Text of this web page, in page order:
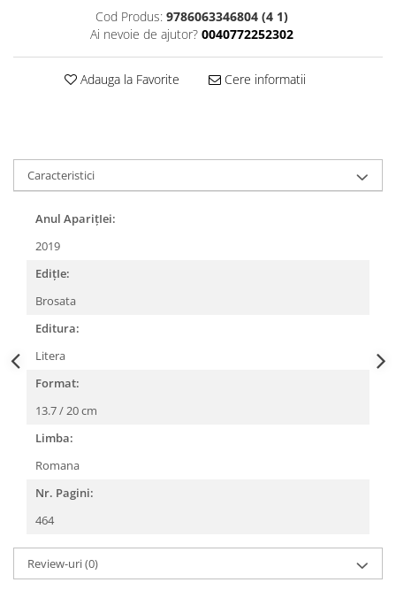
Cod Produs: 9786063346804 (4 1)
Ai nevoie de ajutor? 0040772252302
Adauga la Favorite Cere informatii
Caracteristici
Anul AparițIei:
2019
EdițIe:
Brosata
Editura:
Litera
Format:
13.7 / 20 cm
Limba:
Romana
Nr. Pagini:
464
Review-uri(0)